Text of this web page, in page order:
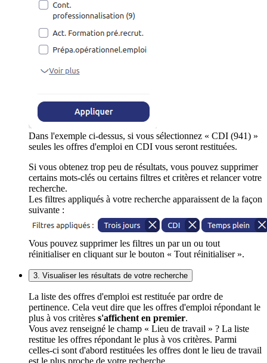
Dans l'exemple ci-dessus, si vous sélectionnez « CDI (941) »
seules les offres d'emploi en CDI vous seront restituées.
Si vous obtenez trop peu de résultats, vous pouvez supprimer
certains mots-clés ou certains filtres et critères et relancer votre
recherche.
Les filtres appliqués à votre recherche apparaissent de la façon
suivante :
Vous pouvez supprimer les filtres un par un ou tout
réinitialiser en cliquant sur le bouton « Tout réinitialiser ».
3. Visualiser les résultats de votre recherche
La liste des offres d'emploi est restituée par ordre de
pertinence. Cela veut dire que les offres d'emploi répondant le
plus à vos critères s'affichent en premier.
Vous avez renseigné le champ « Lieu de travail » ? La liste
restitue les offres répondant le plus à vos critères. Parmi
celles-ci sont d'abord restituées les offres dont le lieu de travail
est le plus proche de votre recherche.